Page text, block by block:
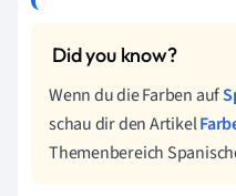
Wenn du die Farben auf
schau dir den Artikel
Themenbereich